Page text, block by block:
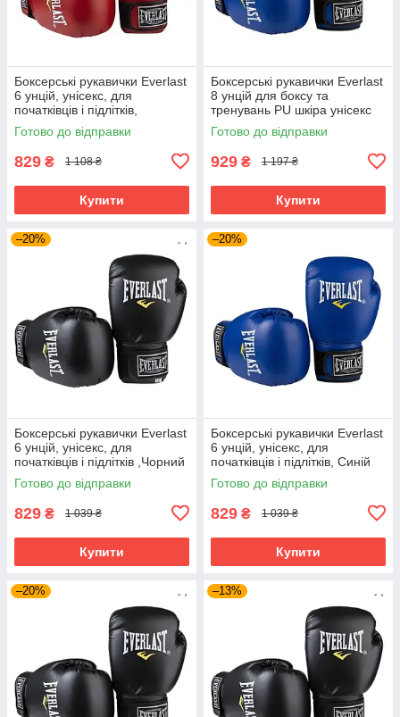
Боксерські рукавички Everlast
6 унцій, унісекс, для
початківців і підлітків,
Червоний (EF-0370-6-R)
Готово до відправки
829 ₴ 1 108 ₴
Купити
Боксерські рукавички Everlast
8 унцій для боксу та
тренувань PU шкіра унісекс
Синій (EF-0370-8-BL)
Готово до відправки
929 ₴ 1 197 ₴
Купити
–20%
Боксерські рукавички Everlast
6 унцій, унісекс, для
початківців і підлітків ,Чорний
(EF-0370-6-BK)
Готово до відправки
829 ₴ 1 039 ₴
Купити
–20%
Боксерські рукавички Everlast
6 унцій, унісекс, для
початківців і підлітків, Синій
(EF-0370-6-BL)
Готово до відправки
829 ₴ 1 039 ₴
Купити
–20% –13%